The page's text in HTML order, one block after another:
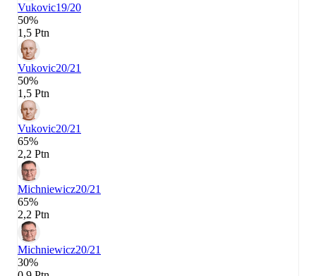
Vukovic19/20
50%
1,5 Ptn
Vukovic20/21
50%
1,5 Ptn
Vukovic20/21
65%
2,2 Ptn
Michniewicz20/21
65%
2,2 Ptn
Michniewicz20/21
30%